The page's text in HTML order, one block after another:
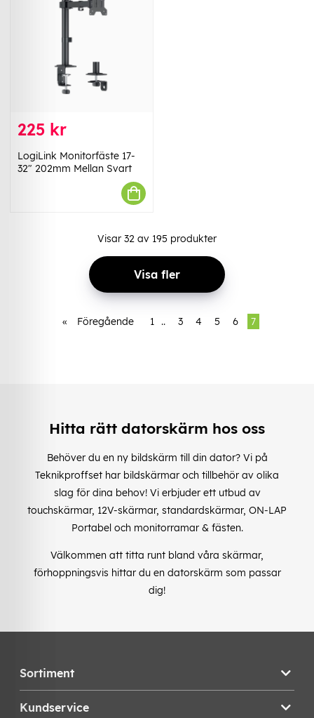
225 kr
LogiLink Monitorfäste 17-
32" 202mm Mellan Svart
Visar 32 av 195 produkter
Visa fler
« Föregående 1 .. 3 4 5 6 7
Hitta rätt datorskärm hos oss
Behöver du en ny bildskärm till din dator? Vi på
Teknikproffset har bildskärmar och tillbehör av olika
slag för dina behov! Vi erbjuder ett utbud av
touchskärmar, 12V-skärmar, standardskärmar, ON-LAP
Portabel och monitorramar & fästen.
Välkommen att titta runt bland våra skärmar,
förhoppningsvis hittar du en datorskärm som passar
dig!
Sortiment
Kundservice